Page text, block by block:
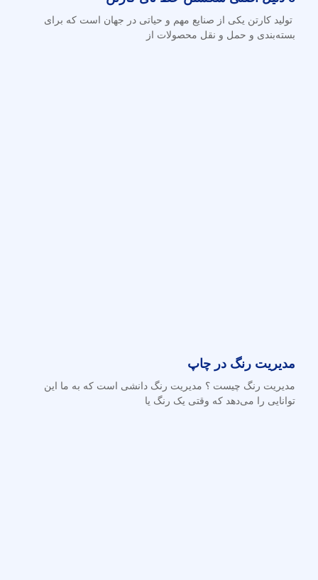
تولید کارتن یکی از صنایع مهم و حیاتی در جهان است که برای
بسته‌بندی و حمل و نقل محصولات از
مدیریت رنگ در چاپ
مدیریت رنگ چیست ؟ مدیریت رنگ دانشی است که به ما این
توانایی را می‌دهد که وقتی یک رنگ یا